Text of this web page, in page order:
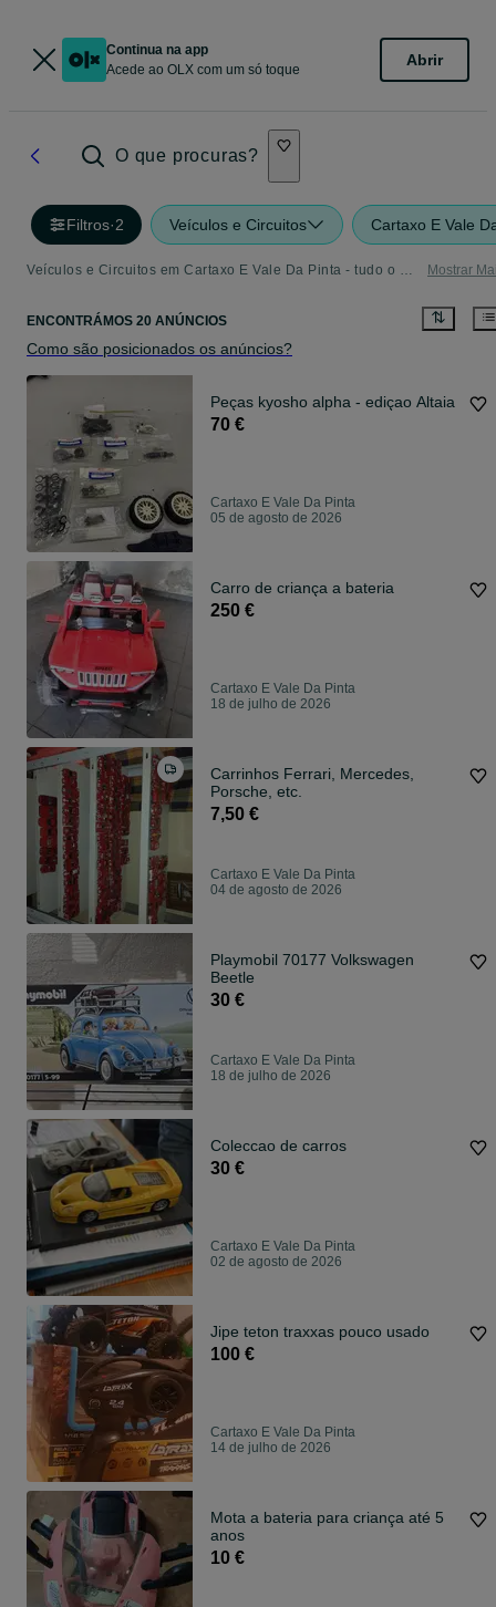
Continua na app
Acede ao OLX com um só toque
Abrir
O que procuras?
Filtros·2 Veículos e Circuitos Cartaxo E Vale
Veículos e Circuitos em Cartaxo E Vale Da Pinta - tudo o que precisa Mostrar
ENCONTRÁMOS 20 ANÚNCIOS
Como são posicionados os anúncios?
Peças kyosho alpha - ediçao Altaia
70 €
Cartaxo E Vale Da Pinta
05 de agosto de 2026
Carro de criança a bateria
250 €
Cartaxo E Vale Da Pinta
18 de julho de 2026
Carrinhos Ferrari, Mercedes,
Porsche, etc.
7,50 €
Cartaxo E Vale Da Pinta
04 de agosto de 2026
Playmobil 70177 Volkswagen
Beetle
30 €
Cartaxo E Vale Da Pinta
18 de julho de 2026
Coleccao de carros
30 €
Cartaxo E Vale Da Pinta
02 de agosto de 2026
Jipe teton traxxas pouco usado
100 €
Cartaxo E Vale Da Pinta
14 de julho de 2026
Mota a bateria para criança até 5
anos
10 €